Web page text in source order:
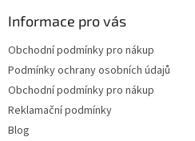
Informace pro vás
Obchodní podmínky pro nákup
Podmínky ochrany osobních údajů
Obchodní podmínky pro nákup
Reklamační podmínky
Blog